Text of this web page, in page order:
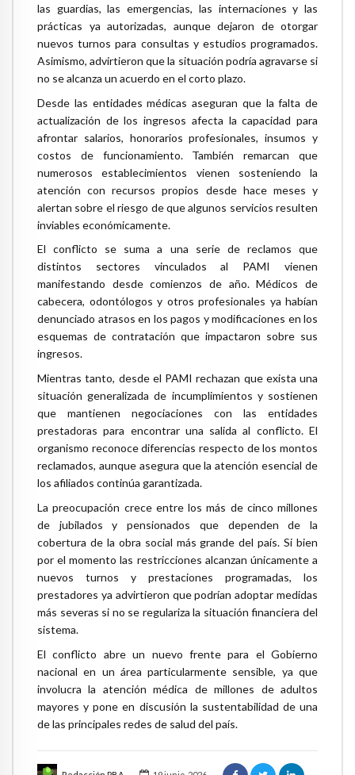
las guardias, las emergencias, las internaciones y las
prácticas ya autorizadas, aunque dejaron de otorgar
nuevos turnos para consultas y estudios programados.
Asimismo, advirtieron que la situación podría agravarse si
no se alcanza un acuerdo en el corto plazo.
Desde las entidades médicas aseguran que la falta de
actualización de los ingresos afecta la capacidad para
afrontar salarios, honorarios profesionales, insumos y
costos de funcionamiento. También remarcan que
numerosos establecimientos vienen sosteniendo la
atención con recursos propios desde hace meses y
alertan sobre el riesgo de que algunos servicios resulten
inviables económicamente.
El conflicto se suma a una serie de reclamos que
distintos sectores vinculados al PAMI vienen
manifestando desde comienzos de año. Médicos de
cabecera, odontólogos y otros profesionales ya habían
denunciado atrasos en los pagos y modificaciones en los
esquemas de contratación que impactaron sobre sus
ingresos.
Mientras tanto, desde el PAMI rechazan que exista una
situación generalizada de incumplimientos y sostienen
que mantienen negociaciones con las entidades
prestadoras para encontrar una salida al conflicto. El
organismo reconoce diferencias respecto de los montos
reclamados, aunque asegura que la atención esencial de
los afiliados continúa garantizada.
La preocupación crece entre los más de cinco millones
de jubilados y pensionados que dependen de la
cobertura de la obra social más grande del país. Si bien
por el momento las restricciones alcanzan únicamente a
nuevos turnos y prestaciones programadas, los
prestadores ya advirtieron que podrían adoptar medidas
más severas si no se regulariza la situación financiera del
sistema.
El conflicto abre un nuevo frente para el Gobierno
nacional en un área particularmente sensible, ya que
involucra la atención médica de millones de adultos
mayores y pone en discusión la sustentabilidad de una
de las principales redes de salud del país.